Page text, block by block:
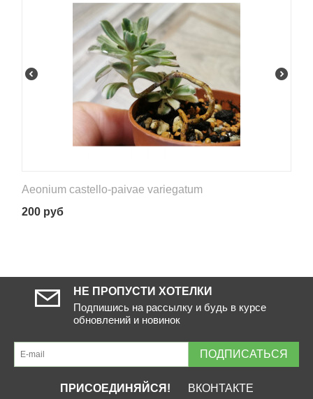
Aeonium castello-paivae variegatum
200 руб
НЕ ПРОПУСТИ ХОТЕЛКИ
Подпишись на рассылку и будь в курсе
обновлений и новинок
ПОДПИСАТЬСЯ
ПРИСОЕДИНЯЙСЯ! ВКОНТАКТЕ